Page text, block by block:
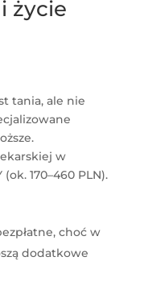
życie
tania, ale nie
w
170–460 PLN).
choć w
dodatkowe